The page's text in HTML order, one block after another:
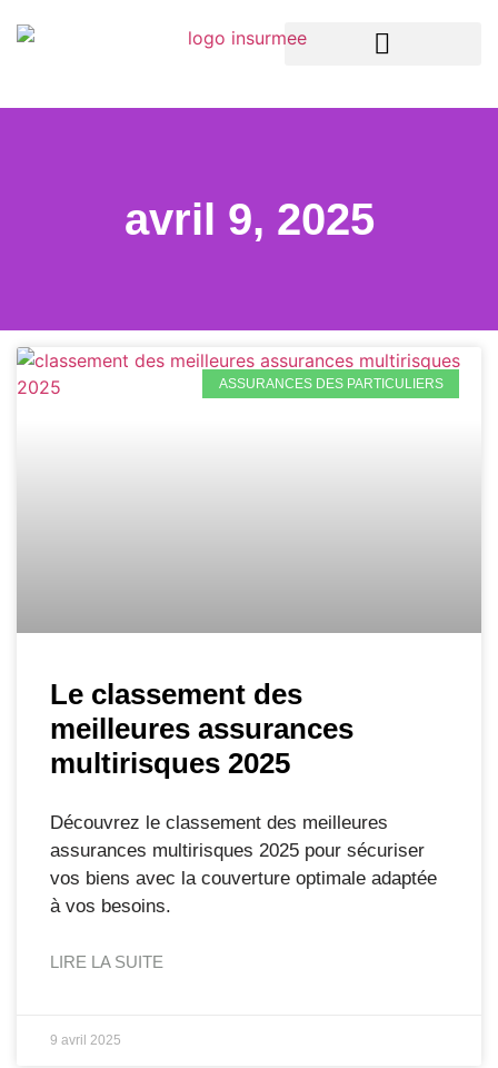
avril 9, 2025
ASSURANCES DES PARTICULIERS
Le classement des
meilleures assurances
multirisques 2025
Découvrez le classement des meilleures
assurances multirisques 2025 pour sécuriser
vos biens avec la couverture optimale adaptée
à vos besoins.
LIRE LA SUITE
9 avril 2025